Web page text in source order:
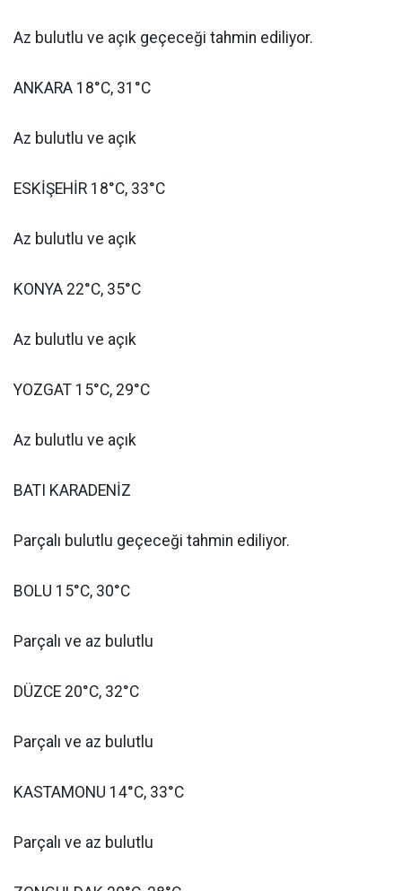
Az bulutlu ve açık geçeceği tahmin ediliyor.
ANKARA 18°C, 31°C
Az bulutlu ve açık
ESKİŞEHİR 18°C, 33°C
Az bulutlu ve açık
KONYA 22°C, 35°C
Az bulutlu ve açık
YOZGAT 15°C, 29°C
Az bulutlu ve açık
BATI KARADENİZ
Parçalı bulutlu geçeceği tahmin ediliyor.
BOLU 15°C, 30°C
Parçalı ve az bulutlu
DÜZCE 20°C, 32°C
Parçalı ve az bulutlu
KASTAMONU 14°C, 33°C
Parçalı ve az bulutlu